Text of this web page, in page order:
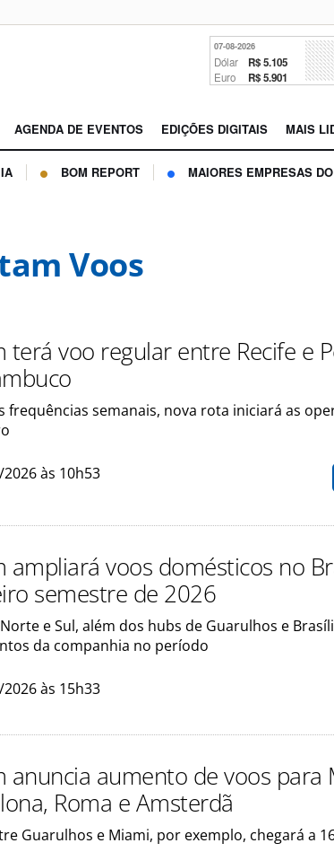
07-08-2026
Dólar R$ 5.105
Euro R$ 5.901
AGENDA DE EVENTOS EDIÇÕES DIGITAIS MAIS
BOM REPORT MAIORES EMPRESAS
Voos
terá voo regular entre Recife e
frequências semanais, nova rota iniciará as
às 10h53
ampliará voos domésticos no
semestre de 2026
e Sul, além dos hubs de Guarulhos e
da companhia no período
às 15h33
anuncia aumento de voos para
Roma e Amsterdã
Guarulhos e Miami, por exemplo, chegará a